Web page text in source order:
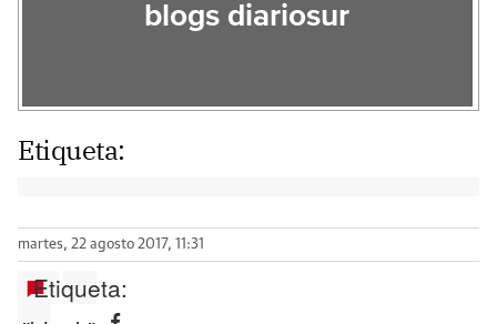
blogs diariosur
Etiqueta:
martes, 22 agosto 2017, 11:31
Etiqueta: